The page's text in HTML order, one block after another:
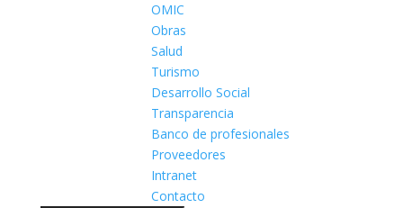
OMIC
Obras
Salud
Turismo
Desarrollo Social
Transparencia
Banco de profesionales
Proveedores
Intranet
Contacto